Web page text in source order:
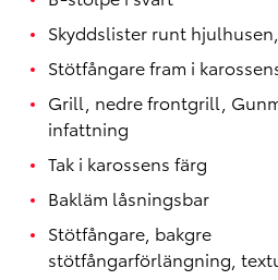
Skyddslister runt
Stötfångare fram i
Grill, nedre frontgrill,
infattning
Tak i karossens färg
Bakläm låsningsbar
Stötfångare, bakgre
stötfångarförlängning,